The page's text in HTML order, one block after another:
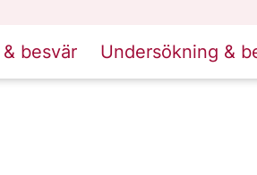
besvär Undersökning &